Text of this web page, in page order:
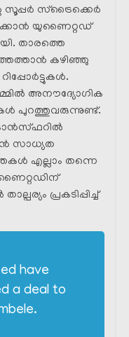
സൂപ്പർ സ്ട്രൈക്കെർ
യുണൈറ്റഡ്
താരത്തെ
കഴിഞ്ഞു
അനൗദ്യോഗിക
പുറത്തുവരുന്നുണ്ട്.
സാധ്യത
എല്ലാം തന്നെ
പ്രകടിപ്പിച്ച്
have
a deal to